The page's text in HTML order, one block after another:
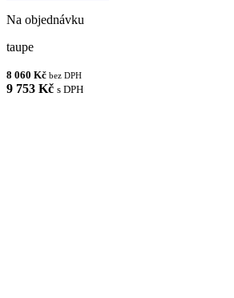
Na objednávku
taupe
8 060 Kč bez DPH
9 753 Kč s DPH